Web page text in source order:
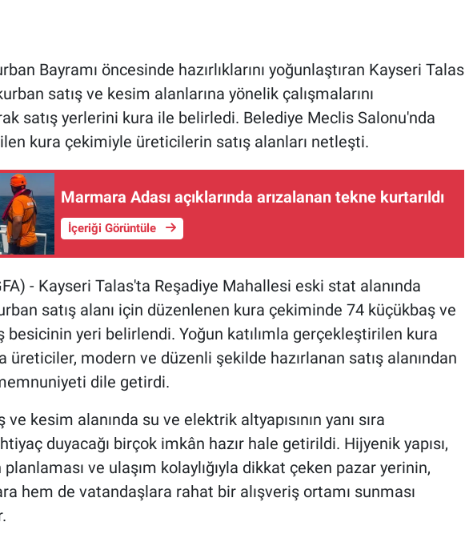
Bayramı öncesinde hazırlıklarını yoğunlaştıran Kayseri Talas
satış ve kesim alanlarına yönelik çalışmalarını
satış yerlerini kura ile belirledi. Belediye Meclis Salonu'nda
kura çekimiyle üreticilerin satış alanları netleşti.
Marmara Adası açıklarında arızalanan tekne kurtarıldı
İçeriği Görüntüle
- Kayseri Talas'ta Reşadiye Mahallesi eski stat alanında
satış alanı için düzenlenen kura çekiminde 74 küçükbaş ve
besicinin yeri belirlendi. Yoğun katılımla gerçekleştirilen kura
üreticiler, modern ve düzenli şekilde hazırlanan satış alanından
dile getirdi.
ve kesim alanında su ve elektrik altyapısının yanı sıra
duyacağı birçok imkân hazır hale getirildi. Hijyenik yapısı,
ve ulaşım kolaylığıyla dikkat çeken pazar yerinin,
hem de vatandaşlara rahat bir alışveriş ortamı sunması